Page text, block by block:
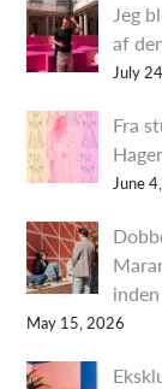
Jeg
af
July
Fra
June
May 15, 2026